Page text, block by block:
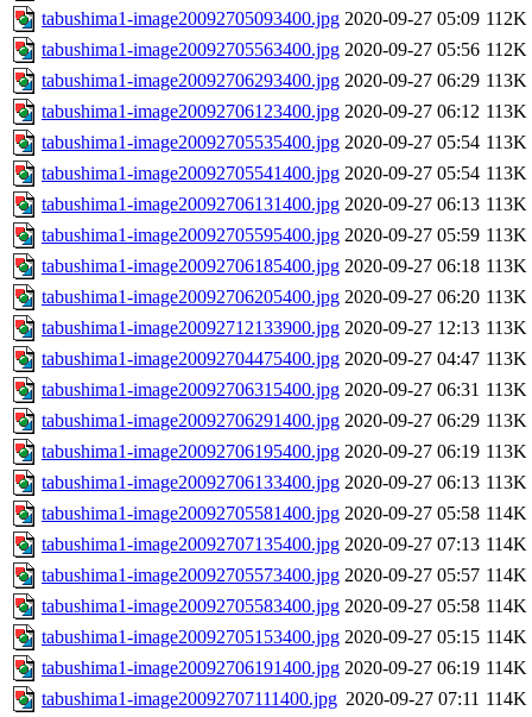
tabushima1-image20092705093400.jpg 2020-09-27 05:09 112K
tabushima1-image20092705563400.jpg 2020-09-27 05:56 112K
tabushima1-image20092706293400.jpg 2020-09-27 06:29 113K
tabushima1-image20092706123400.jpg 2020-09-27 06:12 113K
tabushima1-image20092705535400.jpg 2020-09-27 05:54 113K
tabushima1-image20092705541400.jpg 2020-09-27 05:54 113K
tabushima1-image20092706131400.jpg 2020-09-27 06:13 113K
tabushima1-image20092705595400.jpg 2020-09-27 05:59 113K
tabushima1-image20092706185400.jpg 2020-09-27 06:18 113K
tabushima1-image20092706205400.jpg 2020-09-27 06:20 113K
tabushima1-image20092712133900.jpg 2020-09-27 12:13 113K
tabushima1-image20092704475400.jpg 2020-09-27 04:47 113K
tabushima1-image20092706315400.jpg 2020-09-27 06:31 113K
tabushima1-image20092706291400.jpg 2020-09-27 06:29 113K
tabushima1-image20092706195400.jpg 2020-09-27 06:19 113K
tabushima1-image20092706133400.jpg 2020-09-27 06:13 113K
tabushima1-image20092705581400.jpg 2020-09-27 05:58 114K
tabushima1-image20092707135400.jpg 2020-09-27 07:13 114K
tabushima1-image20092705573400.jpg 2020-09-27 05:57 114K
tabushima1-image20092705583400.jpg 2020-09-27 05:58 114K
tabushima1-image20092705153400.jpg 2020-09-27 05:15 114K
tabushima1-image20092706191400.jpg 2020-09-27 06:19 114K
tabushima1-image20092707111400.jpg 2020-09-27 07:11 114K